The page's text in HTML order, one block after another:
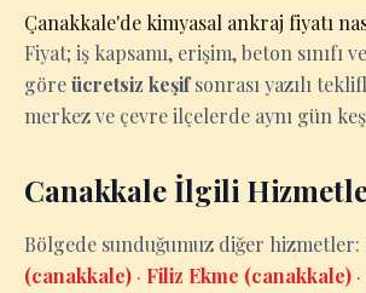
Çanakkale'de kimyasal ankraj fiyatı
Fiyat; iş kapsamı, erişim, beton sınıfı
göreücretsiz keşifsonrası yazılı
merkez ve çevre ilçelerde aynı gün
Canakkale İlgili
Bölgede sunduğumuz diğer hizmetler:
(canakkale) · Filiz Ekme (canakkale) ·